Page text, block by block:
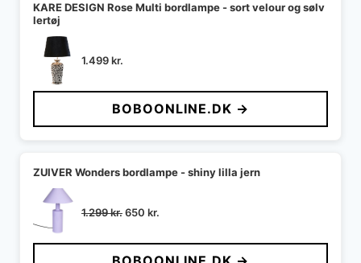
KARE DESIGN Rose Multi bordlampe - sort velour og sølv
lertøj
1.499kr.
BOBOONLINE.DK →
ZUIVER Wonders bordlampe - shiny lilla jern
1.299kr.Den
pris
var:
650 kr.
pris
er: